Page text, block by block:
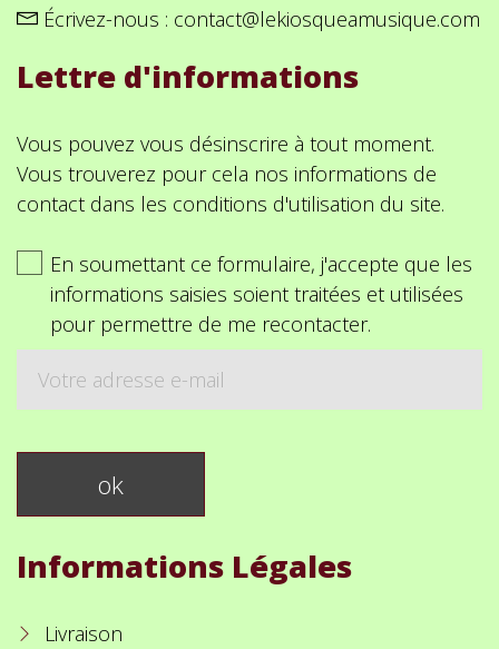
Écrivez-nous : contact@lekiosqueamusique.com
Lettre d'informations
Vous pouvez vous désinscrire à tout moment.
Vous trouverez pour cela nos informations de
contact dans les conditions d'utilisation du site.
En soumettant ce formulaire, j'accepte que les
informations saisies soient traitées et utilisées
pour permettre de me recontacter.
Informations Légales
Livraison